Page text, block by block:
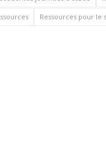
Ressources pour le